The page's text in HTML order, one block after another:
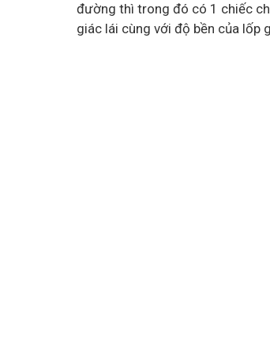
đường thì trong đó có 1 chiếc
giác lái cùng với độ bền của lốp